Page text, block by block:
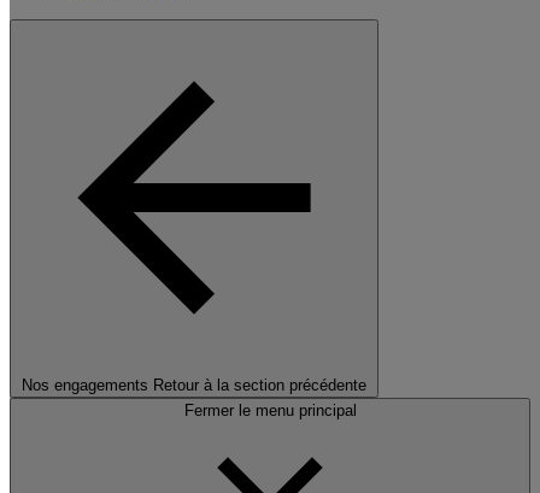
Nos engagements Retour à la section précédente
Fermer le menu principal